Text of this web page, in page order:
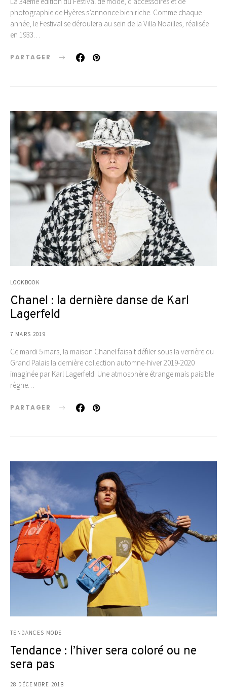
photographie de Hyères s’annonce bien riche. Comme chaque
année, le Festival se déroulera au sein de la Villa Noailles, réalisée
en 1933…
PARTAGER
LOOKBOOK
Chanel : la dernière danse de Karl
Lagerfeld
7 MARS 2019
Ce mardi 5 mars, la maison Chanel faisait défiler sous la verrière du
Grand Palais la dernière collection automne-hiver 2019-2020
imaginée par Karl Lagerfeld. Une atmosphère étrange mais paisible
règne…
PARTAGER
TENDANCES MODE
Tendance : l’hiver sera coloré ou ne
sera pas
28 DÉCEMBRE 2018